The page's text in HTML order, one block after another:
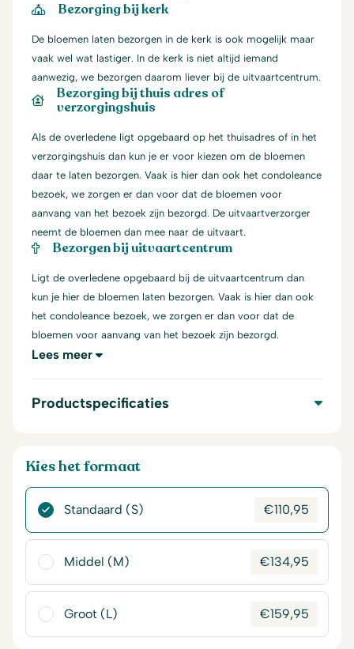
Bezorging bij kerk
De bloemen laten bezorgen in de kerk is ook mogelijk maar
vaak wel wat lastiger. In de kerk is niet altijd iemand
aanwezig, we bezorgen daarom liever bij de uitvaartcentrum.
Bezorging bij thuis adres of
verzorgingshuis
Als de overledene ligt opgebaard op het thuisadres of in het
verzorgingshuis dan kun je er voor kiezen om de bloemen
daar te laten bezorgen. Vaak is hier dan ook het condoleance
bezoek, we zorgen er dan voor dat de bloemen voor
aanvang van het bezoek zijn bezorgd. De uitvaartverzorger
neemt de bloemen dan mee naar de uitvaart.
Bezorgen bij uitvaartcentrum
Ligt de overledene opgebaard bij de uitvaartcentrum dan
kun je hier de bloemen laten bezorgen. Vaak is hier dan ook
het condoleance bezoek, we zorgen er dan voor dat de
bloemen voor aanvang van het bezoek zijn bezorgd.
Lees meer
Productspecificaties
Kies het formaat
Standaard (S) €110,95
Middel (M) €134,95
Groot (L) €159,95